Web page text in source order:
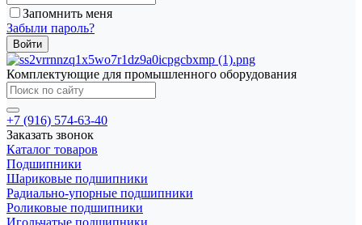
Запомнить меня
Забыли пароль?
Комплектующие для промышленного оборудования
+7 (916) 574-63-40
Заказать звонок
Каталог товаров
Подшипники
Шариковые подшипники
Радиально-упорные подшипники
Роликовые подшипники
Игольчатые подшипники